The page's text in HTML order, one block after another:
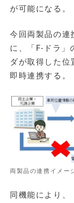
が可能になる。
今回両製品の連
に、「F-ドラ」
ダが取得した
即時連携する。
両製品の連携イメー
同機能により、